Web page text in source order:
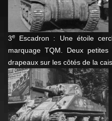
3e
Escadron : Une étoile
marquage TQM. Deux
drapeaux sur les côtés de la